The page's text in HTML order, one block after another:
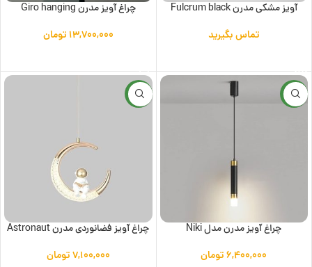
آویز مشکی مدرن Fulcrum black
تماس بگیرید
چراغ آویز مدرن Giro hanging
۱۳,۷۰۰,۰۰۰ تومان
جدید
چراغ آویز مدرن مدل Niki
۶,۴۰۰,۰۰۰تومان
جدید
چراغ آویز فضانوردی مدرن Astronaut
۷,۱۰۰,۰۰۰تومان